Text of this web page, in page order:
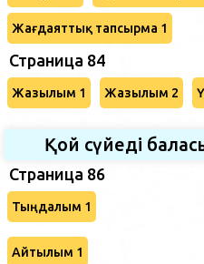
Жағдаяттық тапсырма 1
Страница 84
Жазылым 1 Жазылым 2
Қой сүйеді
Страница 86
Тыңдалым 1
Айтылым 1